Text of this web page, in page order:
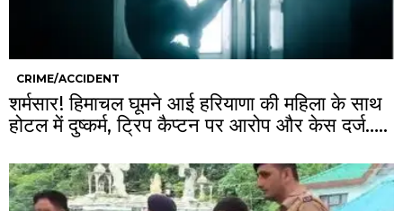
CRIME/ACCIDENT
शर्मसार! हिमाचल घूमने आई हरियाणा की महिला के साथ
होटल में दुष्कर्म, ट्रिप कैप्टन पर आरोप और केस दर्ज…..